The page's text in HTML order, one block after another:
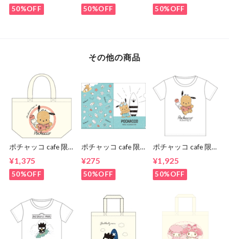
タイプ）
50%OFF
プ）
50%OFF
イプ）
50%OFF
その他の商品
ポチャッコ cafe 限
ト（アイスクリーム
タイプ）
¥1,375
50%OFF
ポチャッコ cafe 限
¥275
50%OFF
ポチャッコ cafe 限
ツ（アイスクリーム
タイプ）
¥1,925
50%OFF